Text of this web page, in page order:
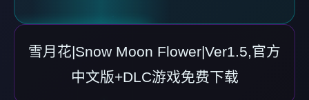
雪月花|Snow Moon Flower|Ver1.5,官方
中文版+DLC游戏免费下载